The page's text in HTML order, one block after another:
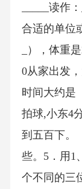
_____读作
合适的单位
_），体重
0从家出发
时间大约是
拍球,小东4
到五百下。
些。5．用1
个不同的三